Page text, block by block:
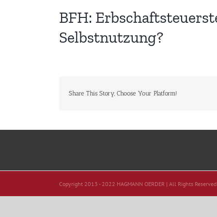
BFH:
Selbstnutzung?
Share This Story, Choose Your Platform!
Copyright 2013 - 2022 HAGMANN OERDER | All Rights